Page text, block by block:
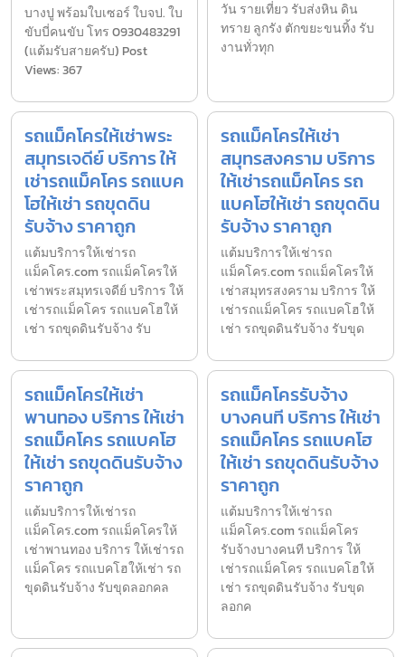
บางปู พร้อมใบเซอร์ ใบจป. ใบ
ขับบี่คนขับ โทร 0930483291
(แต้มรับสายครับ) Post
Views: 367
วัน รายเที่ยว รับส่งหิน ดิน
ทราย ลูกรัง ตักขยะขนทิ้ง รับ
งานทั่วทุก
รถแม็คโครให้เช่าพระ
สมุทรเจดีย์ บริการ ให้
เช่ารถแม็คโคร รถแบค
โฮให้เช่า รถขุดดิน
รับจ้าง ราคาถูก
แต้มบริการให้เช่ารถ
แม็คโคร.com รถแม็คโครให้
เช่าพระสมุทรเจดีย์ บริการ ให้
เช่ารถแม็คโคร รถแบคโฮให้
เช่า รถขุดดินรับจ้าง รับ
รถแม็คโครให้เช่า
สมุทรสงคราม บริการ
ให้เช่ารถแม็คโคร รถ
แบคโฮให้เช่า รถขุดดิน
รับจ้าง ราคาถูก
แต้มบริการให้เช่ารถ
แม็คโคร.com รถแม็คโครให้
เช่าสมุทรสงคราม บริการ ให้
เช่ารถแม็คโคร รถแบคโฮให้
เช่า รถขุดดินรับจ้าง รับขุด
รถแม็คโครให้เช่า
พานทอง บริการ ให้เช่า
รถแม็คโคร รถแบคโฮ
ให้เช่า รถขุดดินรับจ้าง
ราคาถูก
แต้มบริการให้เช่ารถ
แม็คโคร.com รถแม็คโครให้
เช่าพานทอง บริการ ให้เช่ารถ
แม็คโคร รถแบคโฮให้เช่า รถ
ขุดดินรับจ้าง รับขุดลอกคล
รถแม็คโครรับจ้าง
บางคนที บริการ ให้เช่า
รถแม็คโคร รถแบคโฮ
ให้เช่า รถขุดดินรับจ้าง
ราคาถูก
แต้มบริการให้เช่ารถ
แม็คโคร.com รถแม็คโคร
รับจ้างบางคนที บริการ ให้
เช่ารถแม็คโคร รถแบคโฮให้
เช่า รถขุดดินรับจ้าง รับขุด
ลอกค